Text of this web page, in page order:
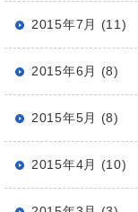
2015年7月 (11)
2015年6月 (8)
2015年5月 (8)
2015年4月 (10)